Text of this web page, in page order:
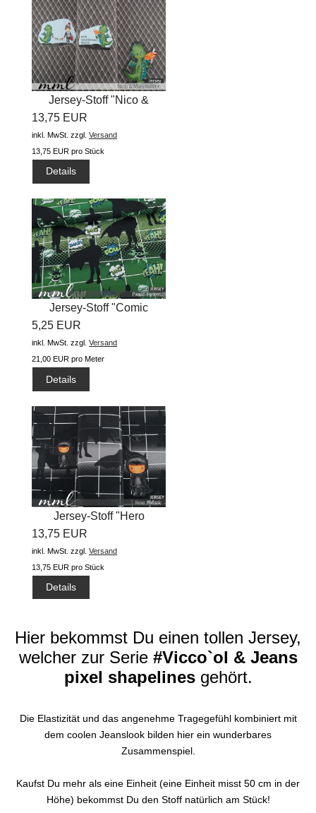
Jersey-Stoff "Nico &
Mias...
13,75 EUR
inkl. MwSt. zzgl. Versand
13,75 EUR pro Stück
Details
Jersey-Stoff "Comic
#green"...
5,25 EUR
inkl. MwSt. zzgl. Versand
21,00 EUR pro Meter
Details
Jersey-Stoff "Hero
#black"...
13,75 EUR
inkl. MwSt. zzgl. Versand
13,75 EUR pro Stück
Details
Hier bekommst Du einen tollen Jersey,
welcher zur Serie #Vicco`ol & Jeans
pixel shapelinesgehört.
Die Elastizität und das angenehme Tragegefühl kombiniert mit
dem coolen Jeanslook bilden hier ein wunderbares
Zusammenspiel.
Kaufst Du mehr als eine Einheit (eine Einheit misst 50 cm in der
Höhe) bekommst Du den Stoff natürlich am Stück!